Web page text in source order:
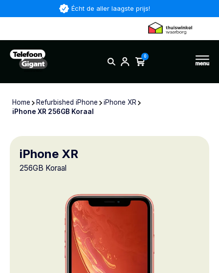
Écht de aller laagste prijs!
0
Home Refurbished iPhone
iPhone XR
iPhone XR 256GB Koraal
iPhone XR
256GB Koraal